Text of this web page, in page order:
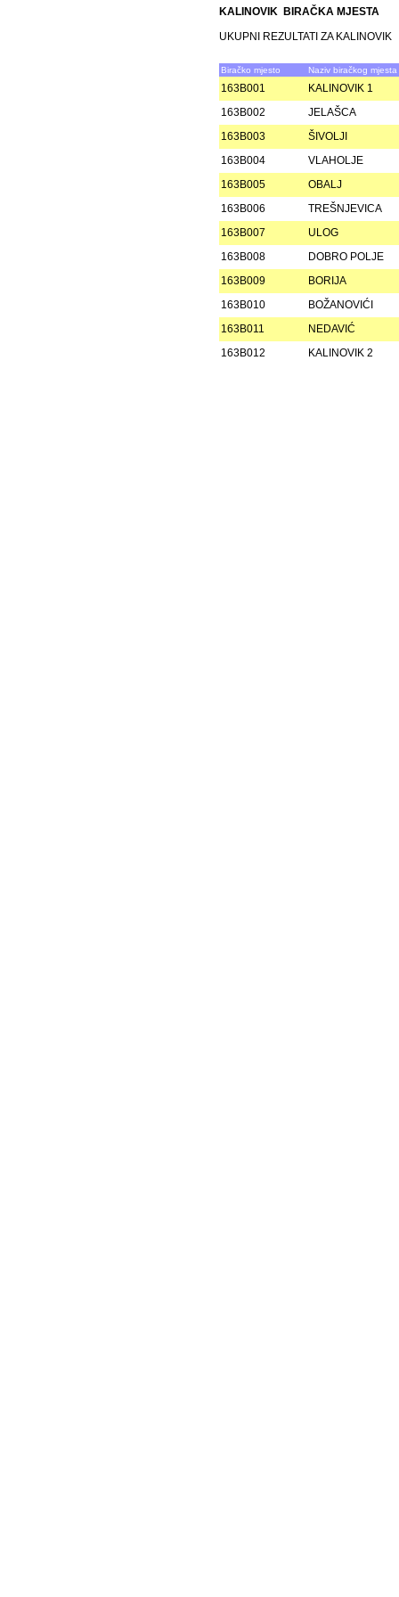
KALINOVIK BIRAČKA MJESTA
UKUPNI REZULTATI ZA KALINOVIK
Biračko mjesto Naziv biračkog mjesta
163B001
KALINOVIK 1
163B002
JELAŠCA
163B003
ŠIVOLJI
163B004
VLAHOLJE
163B005
OBALJ
163B006
TREŠNJEVICA
163B007
ULOG
163B008
DOBRO POLJE
163B009
BORIJA
163B010
BOŽANOVIĆI
163B011
NEDAVIĆ
163B012
KALINOVIK 2